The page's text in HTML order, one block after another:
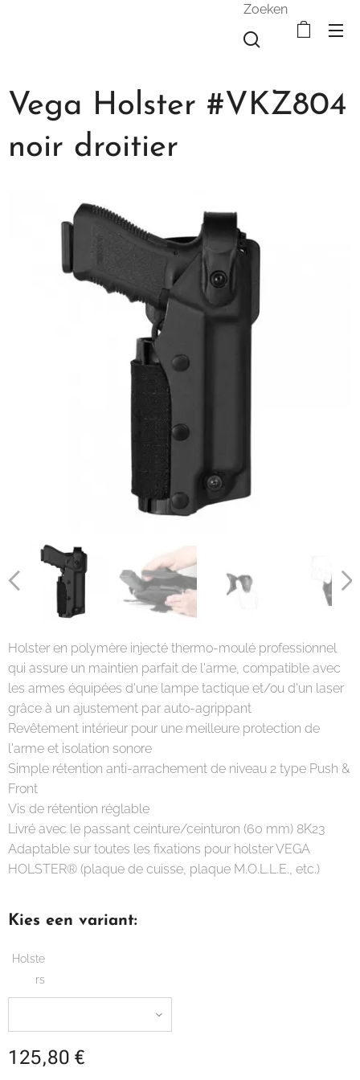
Zoeken
Vega Holster #VKZ804
noir droitier
Holster en polymère injecté thermo-moulé professionnel
qui assure un maintien parfait de l'arme, compatible avec
les armes équipées d'une lampe tactique et/ou d'un laser
grâce à un ajustement par auto-agrippant
Revêtement intérieur pour une meilleure protection de
l'arme et isolation sonore
Simple rétention anti-arrachement de niveau 2 type Push &
Front
Vis de rétention réglable
Livré avec le passant ceinture/ceinturon (60 mm) 8K23
Adaptable sur toutes les fixations pour holster VEGA
HOLSTER® (plaque de cuisse, plaque M.O.L.L.E., etc.)
Kies een variant:
Holste
rs
125,80 €